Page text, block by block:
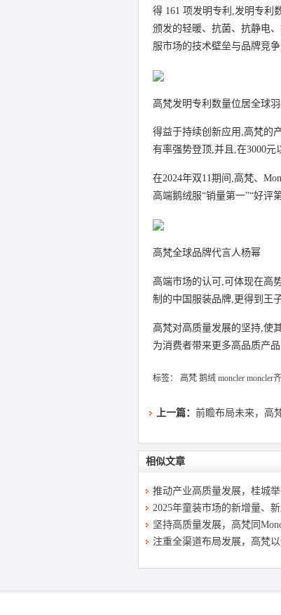
得 161 项发明专利,发明专利
颁发的轻暖、抗菌、抗静电
服市场的技术壁垒与品牌竞争
高梵发明专利数量位居全球
得益于持续创新应用,高梵的
有率强势登顶,并且,在3000元
在2024年双11期间,高梵、
高端鹅绒服“销量第一”“好评
高梵全球品牌代言人杨幂
高端市场的认可,可体现在高
制的中国服装品牌,更得到王
高梵对高质量发展的坚持,使
为消费者带来更多高品质产
标签： 高梵 鹅绒 moncler moncler
上一篇： 前瞻布局未来，高
相似文章
推动产业高质量发展，桂城
2025年童装市场的新增量、新
坚持高质量发展，高梵同
注重全渠道布局发展，高梵